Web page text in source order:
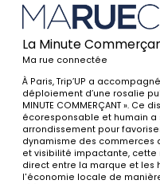
La Minute
Ma rue connectée
À Paris, Trip’UP a
déploiement d’une rosalie
MINUTE COMMERÇANT ».
écoresponsable et humain a
arrondissement pour
dynamisme des commerces
et visibilité impactante, cette
direct entre la marque et les
l'économie locale de